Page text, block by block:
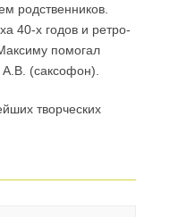
родственников.
40-х годов и ретро-
помогал
(саксофон).
творческих